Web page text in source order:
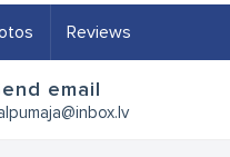
Reviews
email